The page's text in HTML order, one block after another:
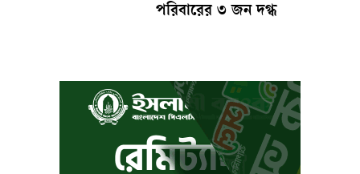
পরিবারের ৩ জন দগ্ধ